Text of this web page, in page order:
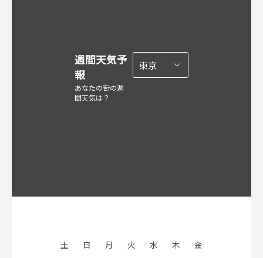
週間天気予
報
あなたの街の週
間天気は？
土 日 月 火 水 木 金